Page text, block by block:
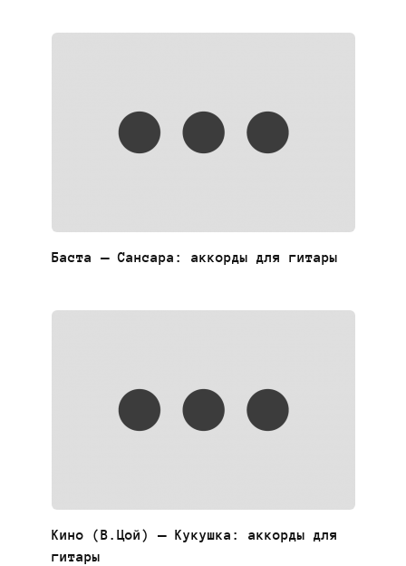
Баста — Сансара: аккорды для гитары
Кино (В.Цой) — Кукушка: аккорды для
гитары